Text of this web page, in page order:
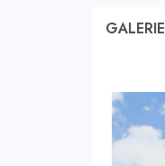
GALERIE